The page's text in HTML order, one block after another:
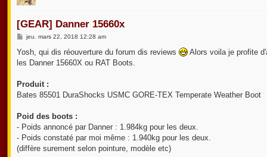
[GEAR] Danner 15660x
M
s
a
jeu. mars 22, 2018 12:28 am
Yosh, qui dis réouverture du forum dis reviews
Alors voila je profite
les Danner 15660X ou RAT Boots.
Produit :
Bates 85501 DuraShocks USMC GORE-TEX Temperate Weather Boot
Poid des boots :
- Poids annoncé par Danner : 1.984kg pour les deux.
- Poids constaté par moi même : 1.940kg pour les deux.
(diffère surement selon pointure, modèle etc)